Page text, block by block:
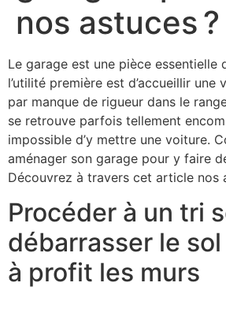
nos astuces ?
Le garage est une pièce essentielle
l’utilité première est d’accueillir une
par manque de rigueur dans le
se retrouve parfois tellement
impossible d’y mettre une voiture.
aménager son garage pour y faire
Découvrez à travers cet article nos
Procéder à un tri
débarrasser le
à profit les murs